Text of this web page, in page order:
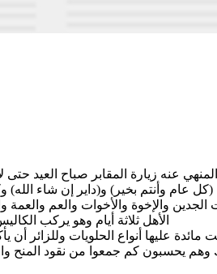
(كل عام وأنتم بخير) و(داير إن شاء الله)
الجدين والإخوة والأخوات والعم
الأهل ثلاثة أيام وهو يركب
مائدة عليها أنواع الحلويات وللزائر
يحسبون كم جمعوا من نقود المنح